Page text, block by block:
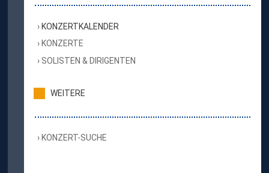
KONZERTKALENDER
KONZERTE
SOLISTEN & DIRIGENTEN
WEITERE
KONZERT-SUCHE